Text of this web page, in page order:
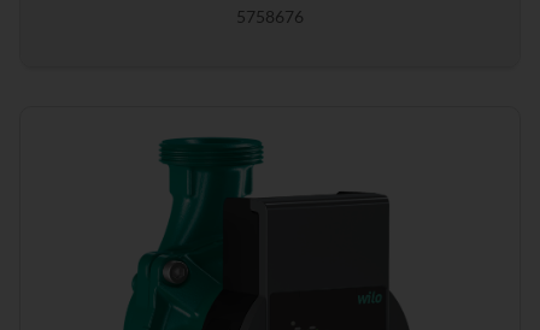
5758676